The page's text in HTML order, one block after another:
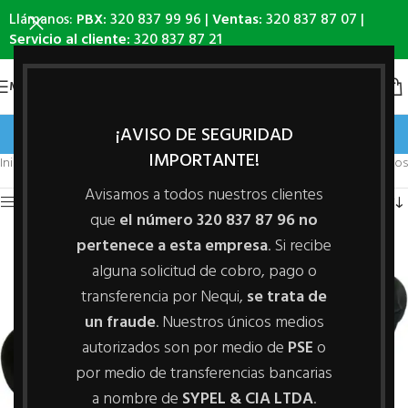
¡AVISO DE SEGURIDAD
IMPORTANTE!
Avisamos a todos nuestros clientes
que el número 320 837 87 96 no
pertenece a esta empresa. Si recibe
alguna solicitud de cobro, pago o
transferencia por Nequi, se trata de
un fraude. Nuestros únicos medios
autorizados son por medio de PSEo
por medio de transferencias bancarias
a nombre de SYPEL & CIA LTDA.
Llámanos: PBX:320 837 99 96 |Ventas:320 837 87 07 |
Servicio al cliente:320 837 87 21
MENÚ
Bananas
Inicio Bananas
Mostrando los 3 resultados
Mostrar barra lateral